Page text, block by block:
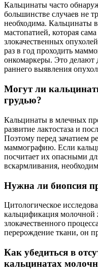
Кальцинаты часто
большинстве случаев не
необходима. Кальцинаты
мастопатией, которая
злокачественных
раз в год проходить
онкомаркеры. Это делают
раннего выявления
Могут ли
грудью?
Кальцинаты в млечных
развитие лактостаза и
Поэтому перед зачатием
маммографию. Если
посчитает их опасными
вскармливания,
Нужна ли биопсия
Цитологическое
кальцификация молочной
злокачественного
перерождение ткани, он
Как убедиться в
кальцинатах